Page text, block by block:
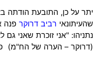
יתר על כן, התובעת הודתה
שהעיתונאי רביב דרוקר פנה
נתניהו: "אני זוכרת שאני גם
(דרוקר – הערה של הח"מ)